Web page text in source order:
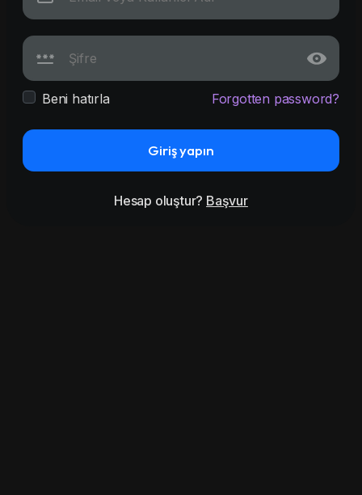
Beni hatırla Forgotten password?
Giriş yapın
Hesap oluştur? Başvur